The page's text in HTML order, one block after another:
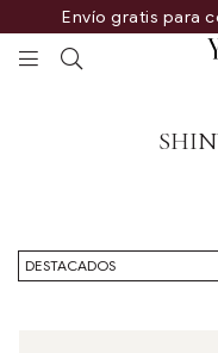
Envío gratis para
Ordenar